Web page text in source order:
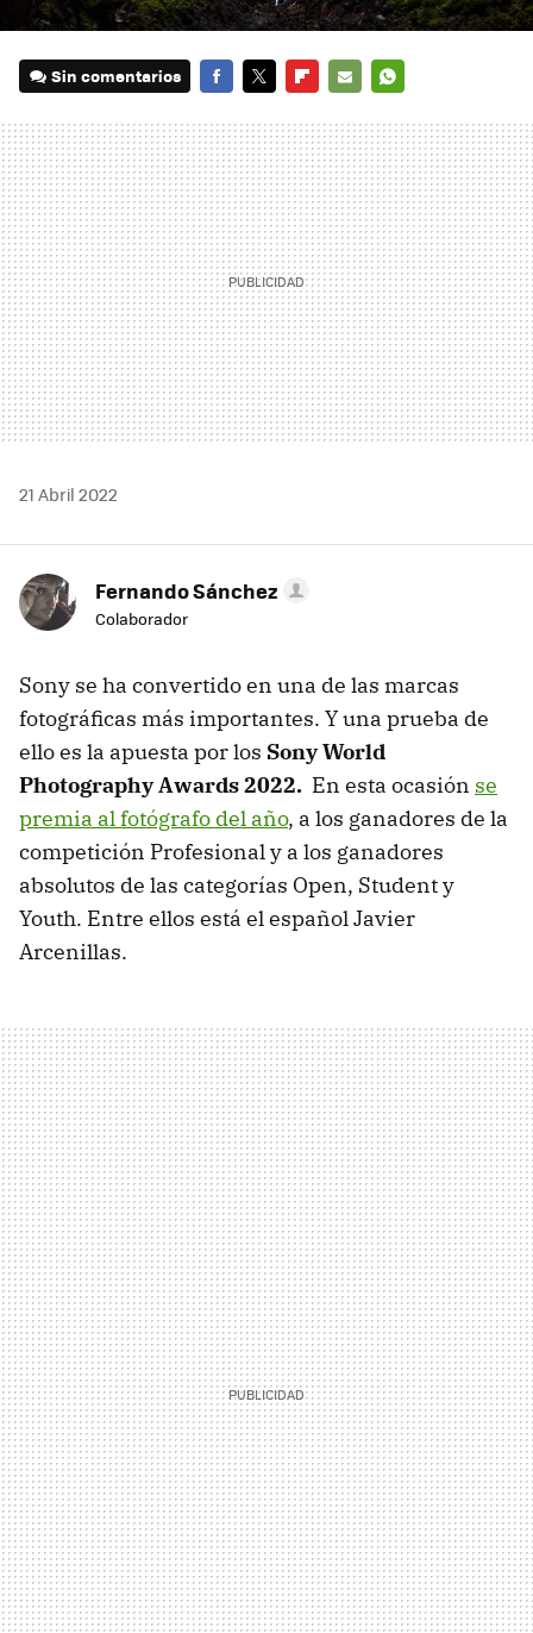
Sin comentarios
MAIL
21 Abril 2022
Fernando Sánchez
Colaborador
Sony se ha convertido en una de las marcas
fotográficas más importantes. Y una prueba de
ello es la apuesta por los Sony World
Photography Awards 2022. En esta ocasión se
premia al fotógrafo del año, a los ganadores de la
competición Profesional y a los ganadores
absolutos de las categorías Open, Student y
Youth. Entre ellos está el español Javier
Arcenillas.